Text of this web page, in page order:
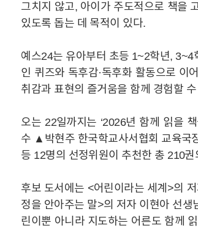
YES24
그치지 않고, 아이가 주도적으로 책을
있도록 돕는 데 목적이 있다.
예스24는 유아부터 초등 1~2학년,
인 퀴즈와 독후감·독후화 활동으로 이
취감과 표현의 즐거움을 함께 경험할
오는 22일까지는 ‘2026년 함께 읽을
수 ▲박현주 한국학교사서협회 교육국
등 12명의 선정위원이 추천한 총 210
후보 도서에는 <어린이라는 세계>의
정을 안아주는 말>의 저자 이현아 선생
린이뿐 아니라 지도하는 어른도 함께